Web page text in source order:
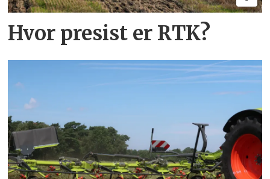
Hvor presist er RTK?